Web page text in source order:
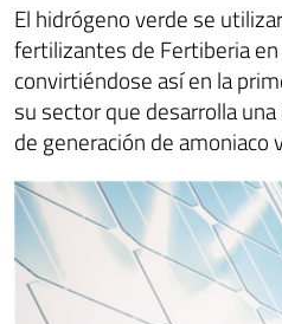
El hidrógeno verde se
fertilizantes de Fertiberia
convirtiéndose así en la
su sector que desarrolla
de generación de amoniaco